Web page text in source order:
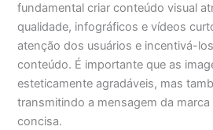
fundamental criar conteúdo visual
qualidade, infográficos e vídeos
atenção dos usuários e incentivá-
conteúdo. É importante que as
esteticamente agradáveis, mas
transmitindo a mensagem da marca
concisa.